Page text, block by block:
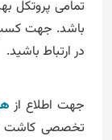
تمامی پروتکل
باشد. جهت کسب
در ارتباط باشید.
جهت اطلاع از
تخصصی کاشت